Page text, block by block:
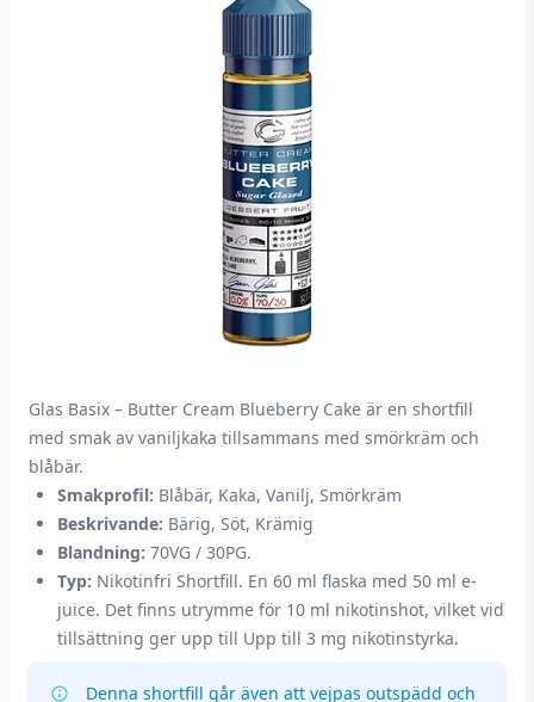
Glas Basix – Butter Cream Blueberry Cake är en shortfill
med smak av vaniljkaka tillsammans med smörkräm och
blåbär.
Smakprofil: Blåbär, Kaka, Vanilj, Smörkräm
Beskrivande: Bärig, Söt, Krämig
Blandning: 70VG / 30PG.
Typ: Nikotinfri Shortfill. En 60 ml flaska med 50 ml e-
juice. Det finns utrymme för 10 ml nikotinshot, vilket vid
tillsättning ger upp till Upp till 3 mg nikotinstyrka.
Denna shortfill går även att vejpas outspädd och